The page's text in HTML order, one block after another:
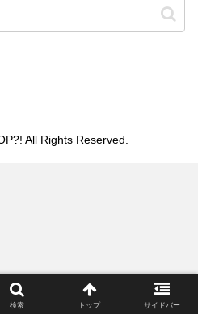
All Rights Reserved.
検索 トップ サイドバー